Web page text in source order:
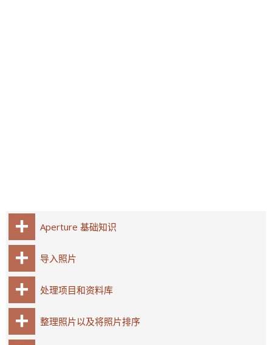
Aperture 基础知识
导入照片
处理项目和资料库
整理照片以及将照片排序